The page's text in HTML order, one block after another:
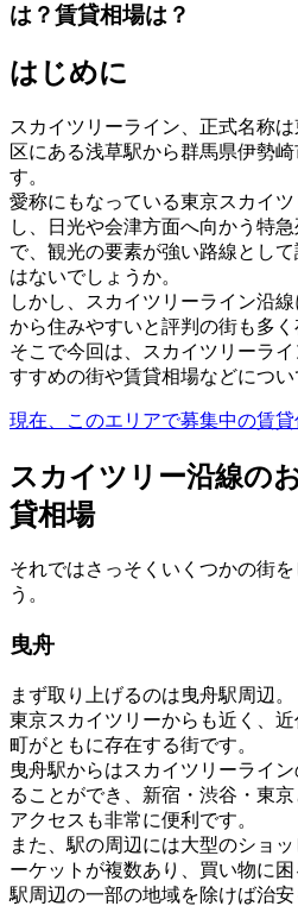
は？賃貸相場は？
はじめに
スカイツリーライン、正式名称
区にある浅草駅から群馬県伊勢
す。
愛称にもなっている東京スカイ
し、日光や会津方面へ向かう特
で、観光の要素が強い路線とし
はないでしょうか。
しかし、スカイツリーライン沿
から住みやすいと評判の街も多く
そこで今回は、スカイツリーラ
すすめの街や賃貸相場などについ
現在、このエリアで募集中の賃
スカイツリー沿線の
貸相場
それではさっそくいくつかの街
う。
曳舟
まず取り上げるのは曳舟駅周辺。
東京スカイツリーからも近く、
町がともに存在する街です。
曳舟駅からはスカイツリーライ
ることができ、新宿・渋谷・東
アクセスも非常に便利です。
また、駅の周辺には大型のショ
ーケットが複数あり、買い物に困
駅周辺の一部の地域を除けば治